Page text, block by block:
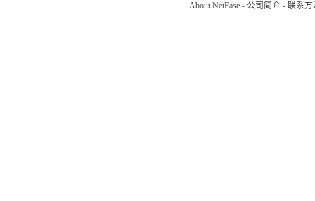
About NetEase - 公司简介 - 联系方